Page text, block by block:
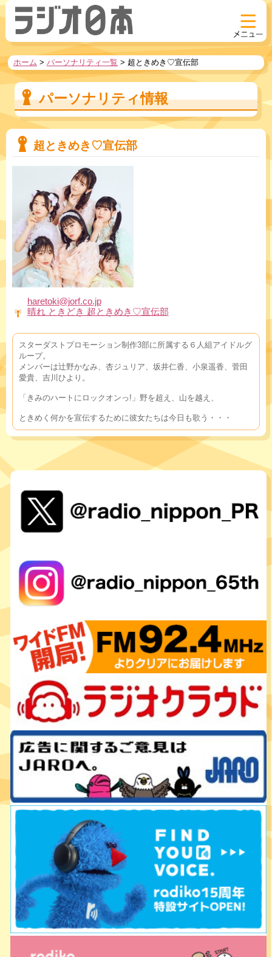
ホーム > パーソナリティ一覧 > 超ときめき♡宣伝部
パーソナリティ情報
超ときめき♡宣伝部
haretoki@jorf.co.jp
晴れ ときどき 超ときめき♡宣伝部
スターダストプロモーション制作3部に所属する６人組アイドルグ
ループ。
メンバーは辻野かなみ、杏ジュリア、坂井仁香、小泉遥香、菅田
愛貴、吉川ひより。
「きみのハートにロックオンっ!」野を超え、山を越え、
ときめく何かを宣伝するために彼女たちは今日も歌う・・・